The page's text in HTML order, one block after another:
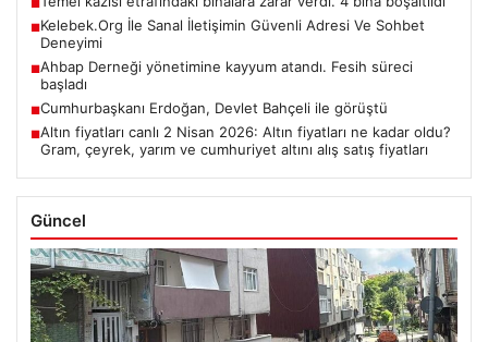
■
■Kelebek.Org İle Sanal İletişimin Güvenli Adresi Ve Sohbet
Deneyimi
■Ahbap Derneği yönetimine kayyum atandı. Fesih süreci
başladı
■Cumhurbaşkanı Erdoğan, Devlet Bahçeli ile görüştü
■Altın fiyatları canlı 2 Nisan 2026: Altın fiyatları ne kadar oldu?
Gram, çeyrek, yarım ve cumhuriyet altını alış satış fiyatları
Güncel